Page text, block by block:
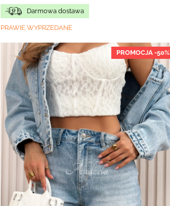
Darmowa dostawa
PRAWIE WYPRZEDANE
PROMOCJA -50%